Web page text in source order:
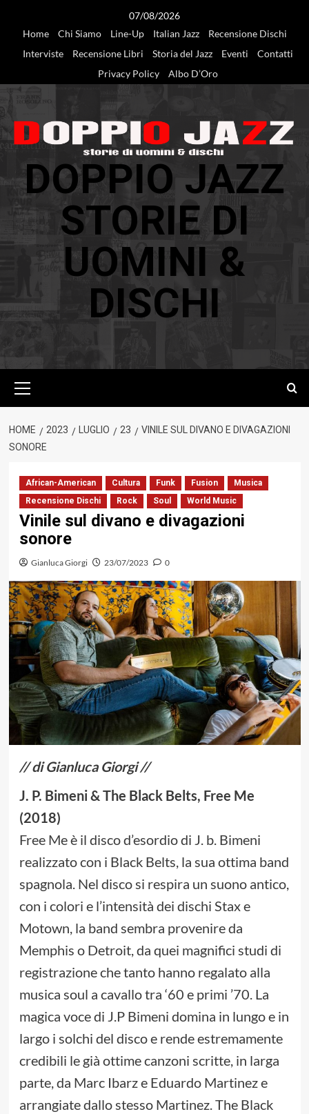
07/08/2026
Home
Chi Siamo Line-Up Italian Jazz
Recensione Dischi
Interviste
Recensione Libri Storia del Jazz Eventi
Contatti
Privacy Policy
Albo D’Oro
DOPPIO JAZZ
STORIE DI
UOMINI &
DISCHI
principale
HOME 2023 LUGLIO 23
VINILE SUL DIVANO E DIVAGAZIONI
SONORE
African-American Cultura Funk Fusion
Musica
Recensione Dischi
Rock Soul World Music
Vinile sul divano e divagazioni
sonore
Gianluca Giorgi 23/07/2023 0
// di Gianluca Giorgi //
J. P. Bimeni & The Black Belts, Free Me
(2018)
Free Me è il disco d’esordio di J. b. Bimeni
realizzato con i Black Belts, la sua ottima band
spagnola. Nel disco si respira un suono antico,
con i colori e l’intensità dei dischi Stax e
Motown, la band sembra provenire da
Memphis o Detroit, da quei magnifici studi di
registrazione che tanto hanno regalato alla
musica soul a cavallo tra ‘60 e primi ’70. La
magica voce di J.P Bimeni domina in lungo e in
largo i solchi del disco e rende estremamente
credibili le già ottime canzoni scritte, in larga
parte, da Marc Ibarz e Eduardo Martinez e
arrangiate dallo stesso Martinez. The Black